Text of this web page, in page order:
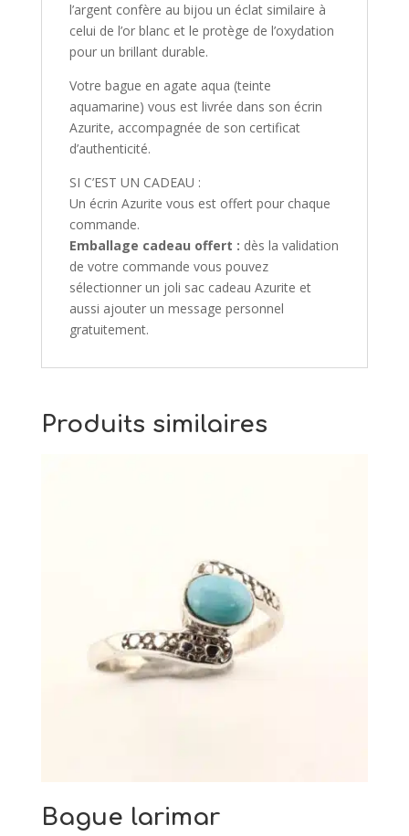
l’argent confère au bijou un éclat similaire à
celui de l’or blanc et le protège de l’oxydation
pour un brillant durable.
Votre bague en agate aqua (teinte
aquamarine) vous est livrée dans son écrin
Azurite, accompagnée de son certificat
d’authenticité.
SI C’EST UN CADEAU :
Un écrin Azurite vous est offert pour chaque
commande.
Emballage cadeau offert : dès la validation
de votre commande vous pouvez
sélectionner un joli sac cadeau Azurite et
aussi ajouter un message personnel
gratuitement.
Produits similaires
Bague larimar